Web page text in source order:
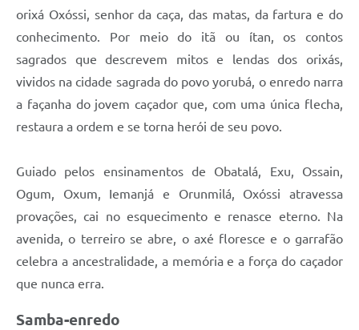
orixá Oxóssi, senhor da caça, das matas, da fartura e do
conhecimento. Por meio do itã ou ítan, os contos
sagrados que descrevem mitos e lendas dos orixás,
vividos na cidade sagrada do povo yorubá, o enredo narra
a façanha do jovem caçador que, com uma única flecha,
restaura a ordem e se torna herói de seu povo.
Guiado pelos ensinamentos de Obatalá, Exu, Ossain,
Ogum, Oxum, Iemanjá e Orunmilá, Oxóssi atravessa
provações, cai no esquecimento e renasce eterno. Na
avenida, o terreiro se abre, o axé floresce e o garrafão
celebra a ancestralidade, a memória e a força do caçador
que nunca erra.
Samba-enredo